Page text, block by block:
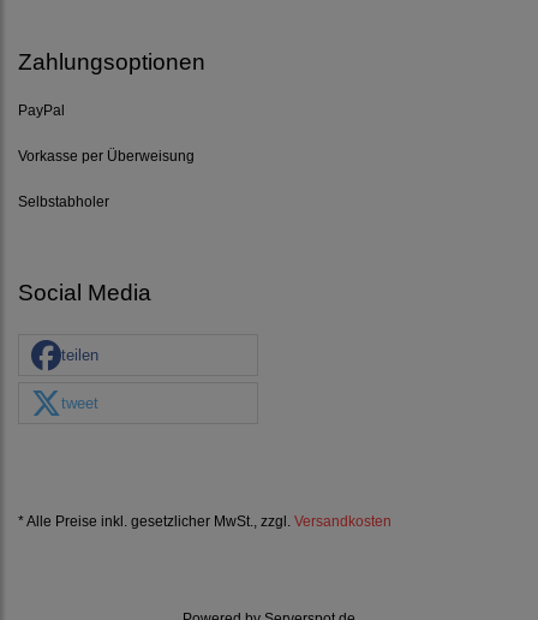
Zahlungsoptionen
PayPal
Vorkasse per Überweisung
Selbstabholer
Social Media
teilen
tweet
* Alle Preise inkl. gesetzlicher MwSt., zzgl. Versandkosten